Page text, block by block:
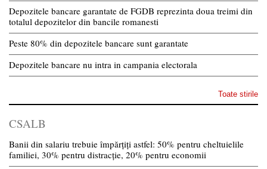
Depozitele bancare garantate de FGDB reprezinta doua treimi din
totalul depozitelor din bancile romanesti
Peste 80% din depozitele bancare sunt garantate
Depozitele bancare nu intra in campania electorala
Toate stirile
CSALB
Banii din salariu trebuie împărțiți astfel: 50% pentru cheltuielile
familiei, 30% pentru distracție, 20% pentru economii